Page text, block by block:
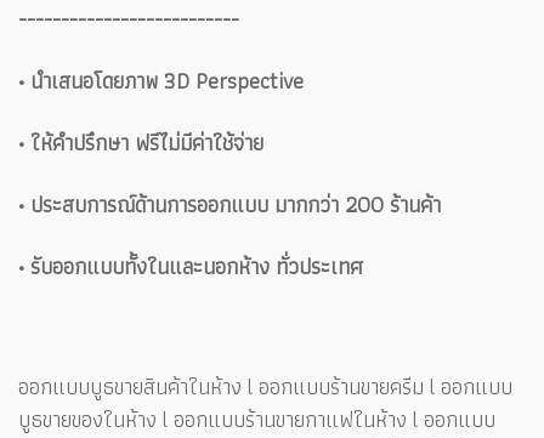
--------------------------
• นำเสนอโดยภาพ 3D Perspective
• ให้คำปรึกษา ฟรีไม่มีค่าใช้จ่าย
• ประสบการณ์ด้านการออกแบบ มากกว่า 200 ร้านค้า
• รับออกแบบทั้งในและนอกห้าง ทั่วประเทศ
ออกแบบบูธขายสินค้าในห้าง l ออกแบบร้านขายครีม l ออกแบบ
บูธขายของในห้าง l ออกแบบร้านขายกาแฟในห้าง l ออกแบบ